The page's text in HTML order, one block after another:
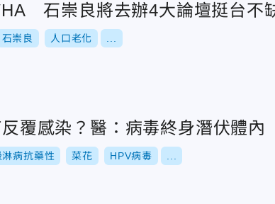
石崇良將去辦4大論壇挺台不
石崇良 人口老化
覆感染？醫：病毒終身潛伏體內
淋病抗藥性 菜花 HPV病毒